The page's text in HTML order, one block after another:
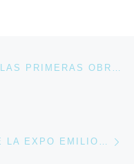
16-01-1992. EL COMISARIO DE LA EXPO EMILIO CASSINELLO VIAJA A JAPÓN PARA PROMOCIONAR LA MUESTRA UNIVERSAL